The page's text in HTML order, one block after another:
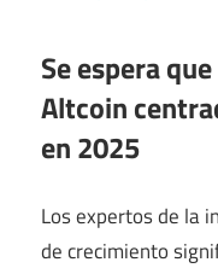
Se espera
Altcoin
en 2025
Los expertos de la
de crecimiento